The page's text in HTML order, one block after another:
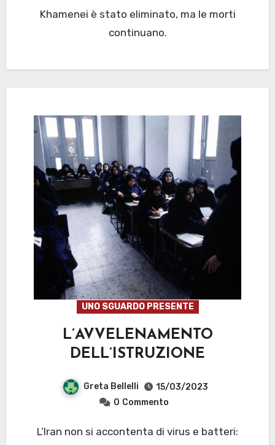
Khamenei è stato eliminato, ma le morti
continuano.
UNO SGUARDO PRESENTE
L’AVVELENAMENTO
DELL’ISTRUZIONE
Greta Bellelli
15/03/2023
0 Commento
L’Iran non si accontenta di virus e batteri: